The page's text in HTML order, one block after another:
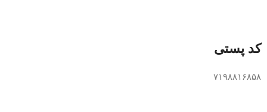
کد پستی
۷۱۹۸۸۱۶۸۵۸